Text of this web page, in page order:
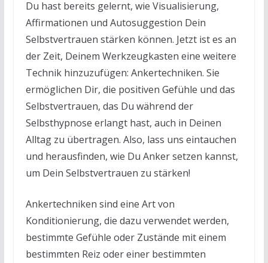
Du hast bereits gelernt, wie Visualisierung,
Affirmationen und Autosuggestion Dein
Selbstvertrauen stärken können. Jetzt ist es an
der Zeit, Deinem Werkzeugkasten eine weitere
Technik hinzuzufügen: Ankertechniken. Sie
ermöglichen Dir, die positiven Gefühle und das
Selbstvertrauen, das Du während der
Selbsthypnose erlangt hast, auch in Deinen
Alltag zu übertragen. Also, lass uns eintauchen
und herausfinden, wie Du Anker setzen kannst,
um Dein Selbstvertrauen zu stärken!
Ankertechniken sind eine Art von
Konditionierung, die dazu verwendet werden,
bestimmte Gefühle oder Zustände mit einem
bestimmten Reiz oder einer bestimmten